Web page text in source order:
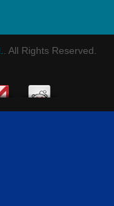
. All Rights Reserved.